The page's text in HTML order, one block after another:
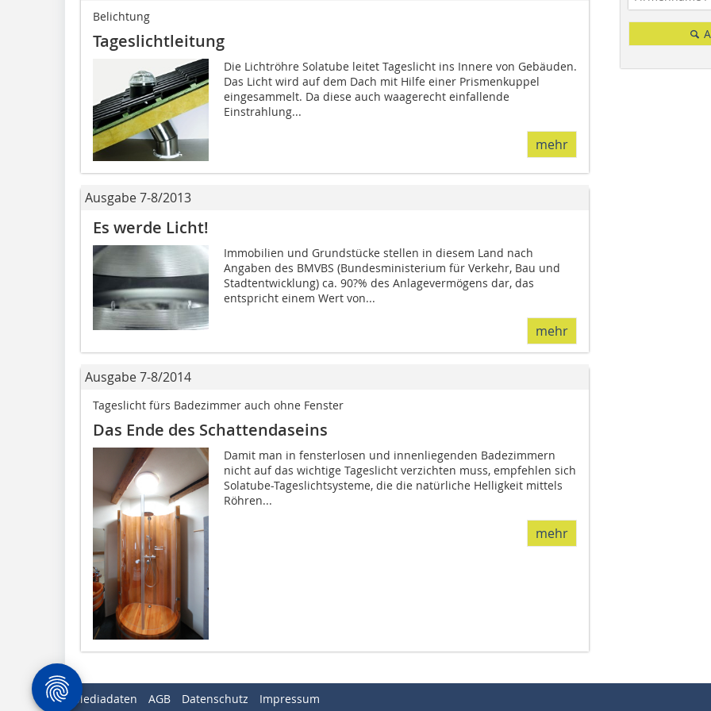
Belichtung
Tageslichtleitung
Die Lichtröhre Solatube leitet Tageslicht ins Innere von Gebäuden.
Das Licht wird auf dem Dach mit Hilfe einer Prismenkuppel
eingesammelt. Da diese auch waagerecht einfal­lende
Einstrahlung...
mehr
Ausgabe 7-8/2013
Es werde Licht!
Immobilien und Grundstücke stellen in diesem Land nach
Angaben des BMVBS (Bundesministerium für Verkehr, Bau und
Stadtentwicklung) ca. 90?% des Anlagevermögens dar, das
entspricht einem Wert von...
mehr
Ausgabe 7-8/2014
Tageslicht fürs Badezimmer auch ohne Fenster
Das Ende des Schattendaseins
Damit man in fensterlosen und innenliegenden Badezimmern
nicht auf das wichtige Tageslicht verzichten muss, empfehlen sich
Solatube-Tageslichtsysteme, die die natürliche Helligkeit mittels
Röhren...
mehr
Mediadaten AGB Datenschutz Impressum